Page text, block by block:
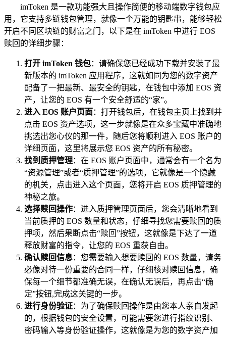
imToken 是一款功能强大且操作简便的移动端数字钱包应
用，它支持多链钱包管理，就像一个万能的钥匙串，能够轻松
开启不同区块链的财富之门，以下是在 imToken 中进行 EOS
赎回的详细步骤：
打开 imToken 钱包：请确保您已经成功下载并安装了最
新版本的 imToken 应用程序，这就如同为您的数字资产
配备了一把最新、最安全的钥匙，在钱包中添加 EOS 资
产，让您的 EOS 有一个安全舒适的“家”。
进入 EOS 账户页面：打开钱包后，在钱包主页上找到并
点击 EOS 资产选项，这一步就像是在众多宝藏中准确地
挑选出您心仪的那一件，随后您将顺利进入 EOS 账户的
详细页面，这里将展示您 EOS 资产的所有秘密。
找到质押管理：在 EOS 账户页面中，通常会有一个名为
“资源管理”或者“质押管理”的选项，它就像是一个隐藏
的机关，点击进入这个页面，您将开启 EOS 质押管理的
神秘之旅。
选择赎回操作：进入质押管理页面后，您会清晰地看到
当前质押的 EOS 数量和状态，仔细寻找您需要赎回的质
押项，然后果断点击“赎回”按钮，这就像是下达了一道
释放财富的指令，让您的 EOS 重获自由。
确认赎回信息：您需要输入想要赎回的 EOS 数量，请务
必像对待一份重要的合同一样，仔细核对赎回信息，确
保每一个细节都准确无误，在确认无误后，再点击“确
定”按钮,完成这关键的一步。
进行身份验证：为了确保赎回操作是由您本人亲自发起
的，根据钱包的安全设置，可能需要您进行指纹识别、
密码输入等身份验证操作，这就像是为您的数字资产加